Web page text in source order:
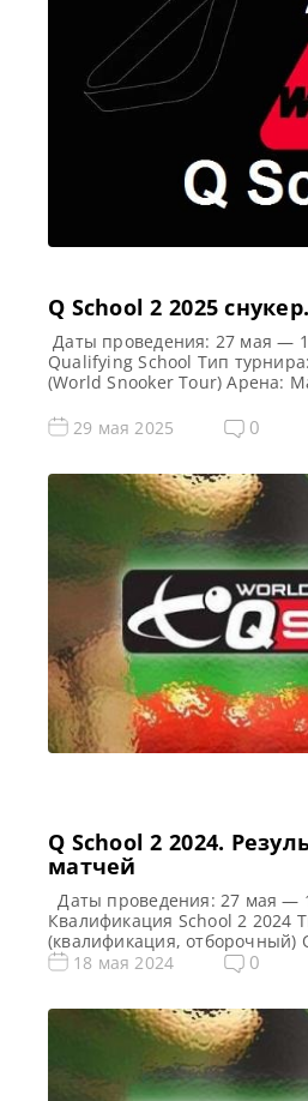
Q School 2 2025
Даты проведения: 27 мая —
Qualifying School Тип
(World Snooker Tour) Арена:
Великобритания Примечание:
карт World Snooker Tour, а
29 мая 2025 0
Q School 2 2024.
матчей
Даты проведения: 27 мая —
Квалификация School 2 2024
(квалификация, отборочный)
Morningside Arena Место
2024 Q School 1 2024.
18 мая 2024 0